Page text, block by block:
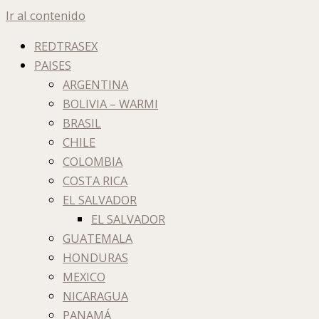
Ir al contenido
REDTRASEX
PAISES
ARGENTINA
BOLIVIA – WARMI
BRASIL
CHILE
COLOMBIA
COSTA RICA
EL SALVADOR
EL SALVADOR
GUATEMALA
HONDURAS
MEXICO
NICARAGUA
PANAMÁ